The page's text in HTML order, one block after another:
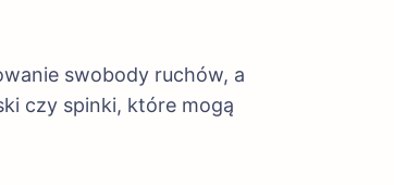
swobody ruchów, a
czy spinki, które mogą